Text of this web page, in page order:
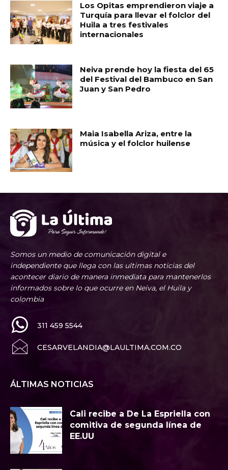
Los Opitas emprendieron viaje a
Turquía para llevar el folclor del
Huila a tres festivales
internacionales
Neiva prende hoy la fiesta del 65
del Festival del Bambuco en San
Juan y San Pedro
Maia Isabella Ariza, entre la
música y el folclor huilense
Somos un medio de comunicación digital e
independiente que llega con las ultimas noticias del
acontecer diario de manera inmediata para mantenerlos
informados sobre lo que ocurre en Neiva, el Huila y
colombia
311 459 5544
CESARVELANDIA@LAULTIMA.COM.CO
ÁLTIMAS NOTICIAS
Cali recibe a De La Espriella con
comitiva de segunda línea de
EE.UU